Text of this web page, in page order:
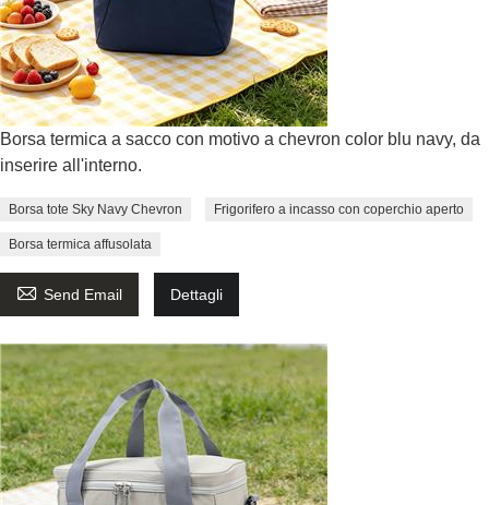
Borsa termica a sacco con motivo a chevron color blu navy, da
inserire all'interno.
Borsa tote Sky Navy Chevron Frigorifero a incasso con coperchio aperto
Borsa termica affusolata
 Send Email Dettagli